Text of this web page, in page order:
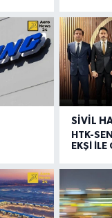
SIVIL
HTK-
EKŞİ İLE